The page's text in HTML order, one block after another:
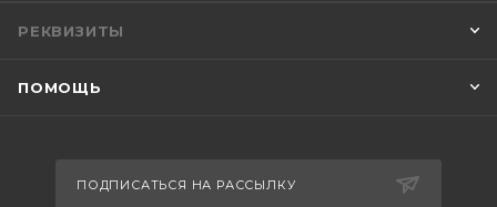
РЕКВИЗИТЫ
ПОМОЩЬ
ПОДПИСАТЬСЯ НА РАССЫЛКУ